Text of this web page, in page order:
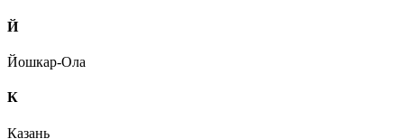
Й
Йошкар-Ола
К
Казань